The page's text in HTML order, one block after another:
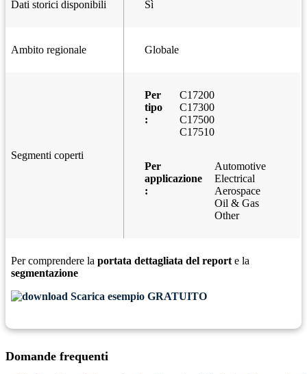
Dati storici disponibili Sì
Ambito regionale Globale
Segmenti coperti
Per
tipo
:
C17200
C17300
C17500
C17510
Per
applicazione
:
Automotive
Electrical
Aerospace
Oil & Gas
Other
Per comprendere la portata dettagliata del report e la
segmentazione
Scarica esempio GRATUITO
Domande frequenti